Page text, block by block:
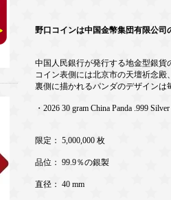
野口コインは中国金幣集団有限公司
中国人民銀行が発行する地金型銀貨
コイン表側には北京市の天壇祈念
裏側に描かれるパンダのデザインは
・2026 30 gram China Panda .999
限定： 5,000,000 枚
品位： 99.9％の銀製
直径： 40 mm